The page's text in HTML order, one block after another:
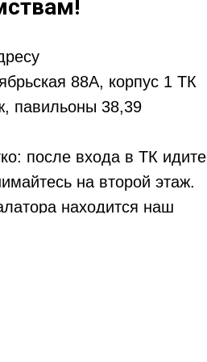
88А, корпус 1 ТК
павильоны 38,39
после входа в ТК идите
на второй этаж.
находится наш